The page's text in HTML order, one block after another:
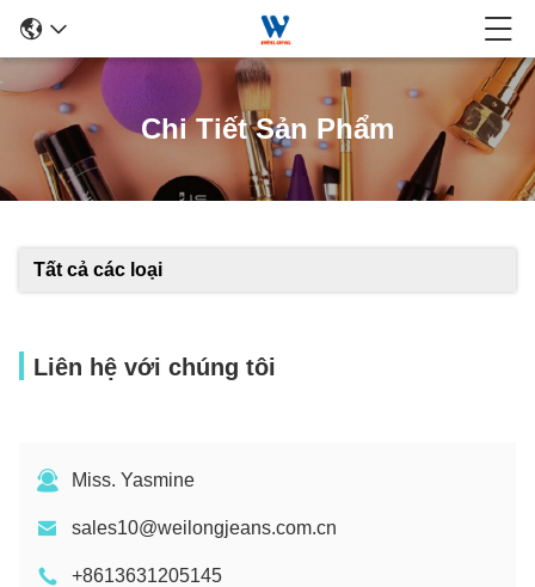
Chi Tiết Sản Phẩm
Tất cả các loại
Liên hệ với chúng tôi
Miss. Yasmine
sales10@weilongjeans.com.cn
+8613631205145